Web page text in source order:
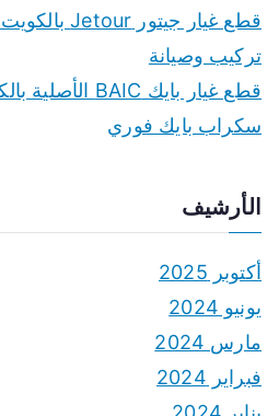
تركيب وصيانة
سكراب بايك فوري
الأرشيف
أكتوبر 2025
يونيو 2024
مارس 2024
فبراير 2024